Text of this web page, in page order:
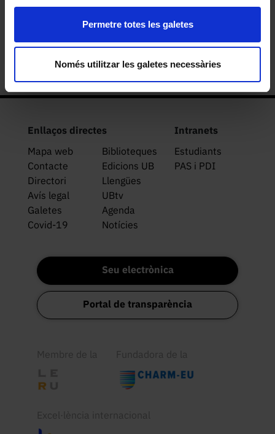
Permetre totes les galetes
Només utilitzar les galetes necessàries
Enllaços directes
Mapa web
Biblioteques
Contacte
Edicions UB
Directori
Llengües
Avís legal
UBtv
Galetes
Agenda
Covid-19
Notícies
Intranets
Estudiants
PAS i PDI
Seu electrònica
Portal de transparència
Membre de la Fundadora de la
Excel·lència internacional